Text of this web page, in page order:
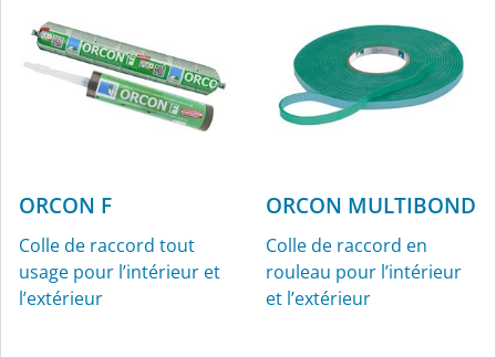
ORCON F
Colle de raccord tout
usage pour l’intérieur et
l’extérieur
ORCON MULTIBOND
Colle de raccord en
rouleau pour l’intérieur
et l’extérieur